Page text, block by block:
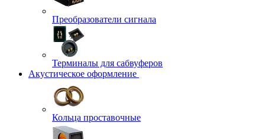
Преобразователи сигнала
Терминалы для сабвуферов
Акустическое оформление
Кольца проставочные